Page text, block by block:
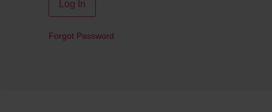
Forgot Password